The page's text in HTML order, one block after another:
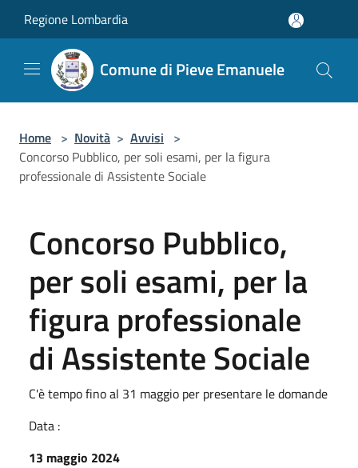
Regione Lombardia
Comune di Pieve Emanuele
Home > Novità > Avvisi >
Concorso Pubblico, per soli esami, per la figura
professionale di Assistente Sociale
Concorso Pubblico,
per soli esami, per la
figura professionale
di Assistente Sociale
C'è tempo fino al 31 maggio per presentare le domande
Data :
13 maggio 2024